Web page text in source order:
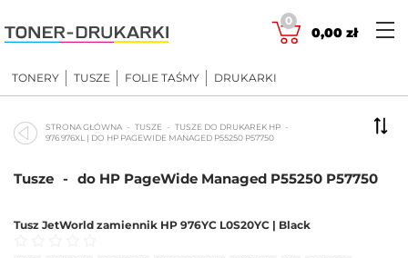
to
content
0
0,00 zł
TONERY TUSZE FOLIE TAŚMY DRUKARKI
STRONA GŁÓWNA TUSZE
TUSZE DO DRUKAREK HP
976 976XL | DO HP PAGEWIDE MANAGED P55250 P57750
Tusze - do HP PageWide Managed P55250 P57750
Tusz JetWorld zamiennik HP 976YC L0S20YC | Black